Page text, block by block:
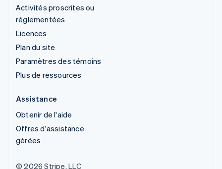
Activités proscrites ou
réglementées
Licences
Plan du site
Paramètres des témoins
Plus de ressources
Assistance
Obtenir de l'aide
Offres d'assistance
gérées
© 2026 Stripe, LLC